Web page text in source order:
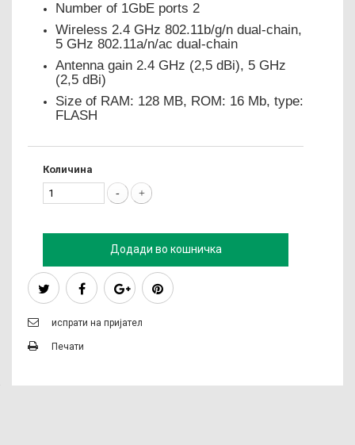
Number of 1GbE ports 2
Wireless 2.4 GHz 802.11b/g/n dual-chain,
5 GHz 802.11a/n/ac dual-chain
Antenna gain 2.4 GHz (2,5 dBi), 5 GHz
(2,5 dBi)
Size of RAM: 128 MB, ROM: 16 Mb, type:
FLASH
Количина
Додади во кошничка
испрати на пријател
Печати